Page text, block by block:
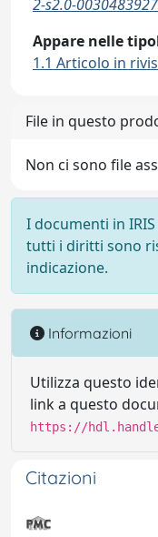
2-s2.0-0030483927
Appare nelle
1.1 Articolo in
File in questo
Non ci sono file
I documenti in
tutti i diritti sono
indicazione.
Informazioni
Utilizza questo
link a questo
https://
Citazioni